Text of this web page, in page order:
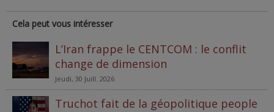
Cela peut vous intéresser
L’Iran frappe le CENTCOM : le conflit
change de dimension
Jeudi, 30 Juill. 2026
Truchot fait de la géopolitique people